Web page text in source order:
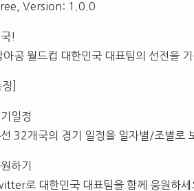
Version: 1.0.0
!
공 월드컵 대한민국 대표팀의 선전을
]
일정
32개국의 경기 일정을 일자별/조별로
하기
로 대한민국 대표팀을 함께 응원하세